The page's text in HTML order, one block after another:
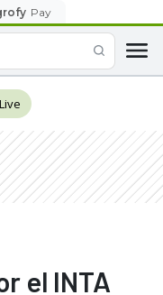
Pay
el INTA